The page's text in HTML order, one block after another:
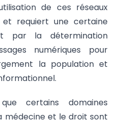
de ces réseaux
et requiert une certaine
par la détermination
numériques pour
la population et
certains domaines
médecine et le droit sont